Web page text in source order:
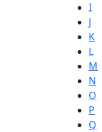
I
J
K
L
M
N
O
P
Q